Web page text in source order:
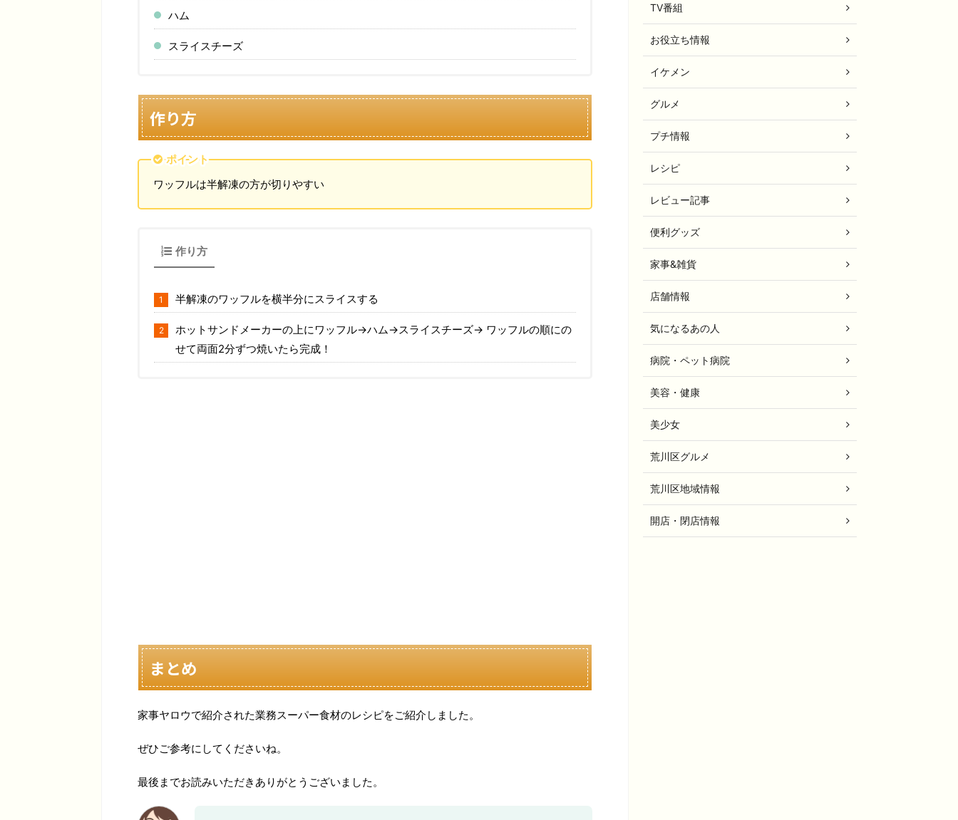
ハム
スライスチーズ
作り方
ポイント
ワッフルは半解凍の方が切りやすい
作り方
半解凍のワッフルを横半分にスライスする
ホットサンドメーカーの上にワッフル→ハム→スライスチーズ→ ワッフルの順にの
せて両面2分ずつ焼いたら完成！
まとめ
家事ヤロウで紹介された業務スーパー食材のレシピをご紹介しました。
ぜひご参考にしてくださいね。
最後までお読みいただきありがとうございました。
TV番組
お役立ち情報
イケメン
グルメ
プチ情報
レシピ
レビュー記事
便利グッズ
家事&雑貨
店舗情報
気になるあの人
病院・ペット病院
美容・健康
美少女
荒川区グルメ
荒川区地域情報
開店・閉店情報